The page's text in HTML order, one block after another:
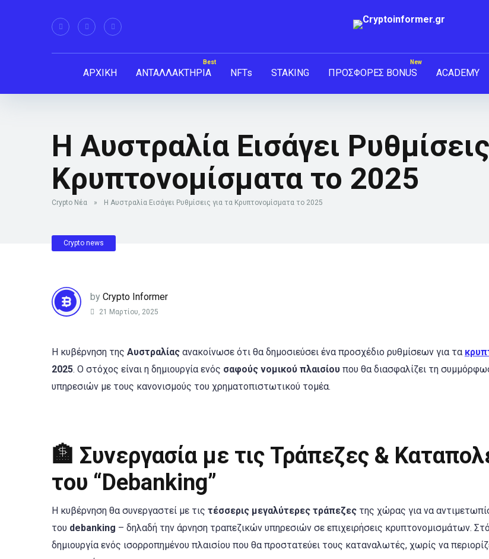
ΑΡΧΙΚΗ ΑΝΤΑΛΛΑΚΤΗΡΙΑ NFTs STAKING ΠΡΟΣΦΟΡΕΣ BONUS ACADEMY
Η Αυστραλία Εισάγει
Κρυπτονομίσματα το 2025
Crypto Νέα » Η Αυστραλία Εισάγει Ρυθμίσεις για τα Κρυπτονομίσματα το 2025
Crypto news
by Crypto Informer
21 Μαρτίου, 2025
Η κυβέρνηση της Αυστραλίας ανακοίνωσε ότι θα δημοσιεύσει ένα προσχέδιο ρυθμίσεων για τα
2025. Ο στόχος είναι η δημιουργία ενός σαφούς νομικού πλαισίου που θα διασφαλίζει τη
υπηρεσιών με τους κανονισμούς του χρηματοπιστωτικού τομέα.
🏦 Συνεργασία με τις Τράπεζες &
του “Debanking”
Η κυβέρνηση θα συνεργαστεί με τις τέσσερις μεγαλύτερες τράπεζες της χώρας για να
του debanking – δηλαδή την άρνηση τραπεζικών υπηρεσιών σε επιχειρήσεις κρυπτονομισμάτων.
δημιουργία ενός ισορροπημένου πλαισίου που θα προστατεύει τους καταναλωτές, χωρίς να